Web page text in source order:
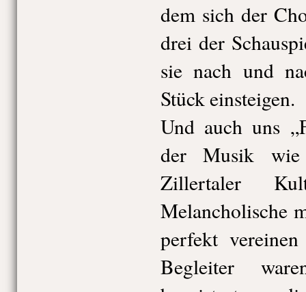
dem sich der
drei der
sie nach und
Stück einsteigen.
Und auch uns
der Musik
Zillertaler
Melancholische
perfekt
Begleiter